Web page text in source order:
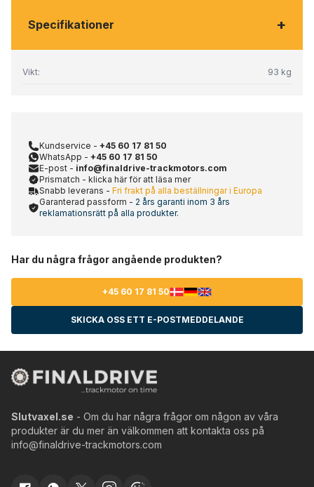
Specifikationer +
Vikt: 93 kg
Kundservice - +45 60 17 81 50
WhatsApp - +45 60 17 81 50
E-post - info@finaldrive-trackmotors.com
Prismatch - klicka här för att läsa mer
Snabb leverans - Fri frakt på alla beställningar i Europa
Garanterad passform - 2 års garanti inom 3 års
reklamationsrätt på alla produkter.
Har du några frågor angående produkten?
+45 60 17 81 50
SKICKA OSS ETT E-POSTMEDDELANDE
Slutvaxel.se - Om du har några frågor om någon av våra
produkter är du mer än välkommen att kontakta oss på
info@finaldrive-trackmotors.com